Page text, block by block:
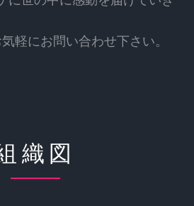
軽にお問い合わせ下さい。
織図